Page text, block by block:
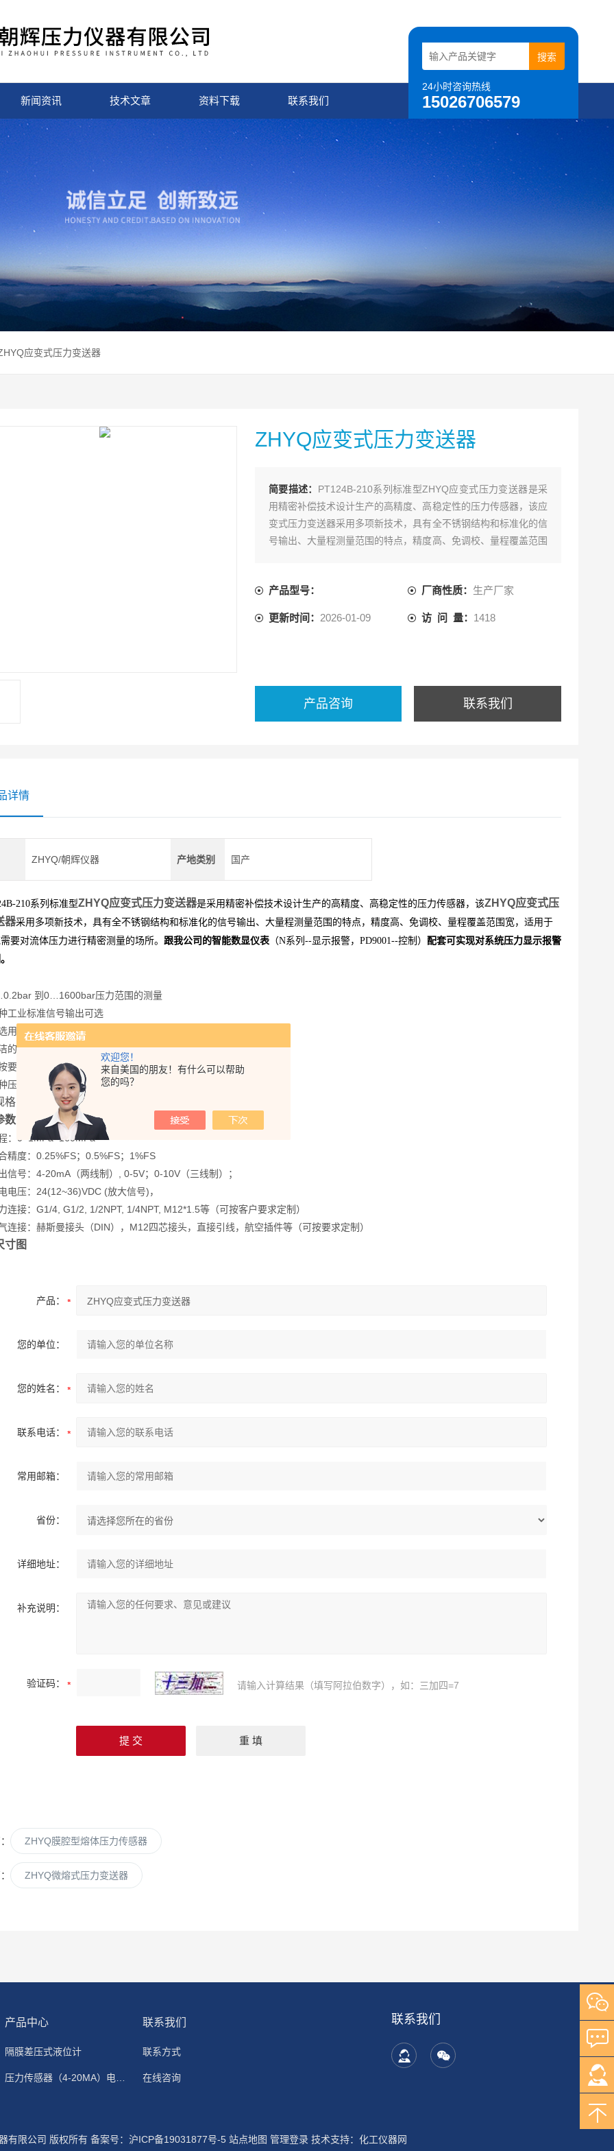
欢迎您！
来自美国的朋友！有什么可以帮助
您的吗？
24小时咨询热线
15026706579
新闻资讯 技术文章 资料下载 联系我们
应变式压力变送器
ZHYQ应变式压力变送器
简要描述： PT124B-210系列标准型ZHYQ应变式压力变送器是采
用精密补偿技术设计生产的高精度、高稳定性的压力传感器，该应
变式压力变送器采用多项新技术，具有全不锈钢结构和标准化的信
号输出、大量程测量范围的特点，精度高、免调校、量程覆盖范围
产品型号： 厂商性质： 生产厂家
更新时间： 2026-01-09 访 问 量： 1418
产品咨询 联系我们
详情
ZHYQ/朝辉仪器 产地类别 国产
210系列标准型ZHYQ应变式压力变送器是采用精密补偿技术设计生产的高精度、高稳定性的压力传感器，该ZHYQ应变式压
器采用多项新技术，具有全不锈钢结构和标准化的信号输出、大量程测量范围的特点，精度高、免调校、量程覆盖范围宽，适用于
要对流体压力进行精密测量的场所。 跟我公司的智能数显仪表 （N系列--显示报警，PD9001--控制） 配套可实现对系统压力显示报警
到0…1600bar压力范围的测量
业标准信号输出可选
多种电气连接方式
外形设计，性价比高
求增加调零调满度功能
力接口可选择
：
：
0~1MPa~160MPa
度：0.25%FS；0.5%FS；1%FS
：4-20mA（两线制）, 0-5V；0-10V（三线制）；
压：24(12~36)VDC (放大信号)，
：G1/4, G1/2, 1/2NPT, 1/4NPT, M12*1.5等（可按客户要求定制）
：赫斯曼接头（DIN），M12四芯接头，直接引线，航空插件等（可按要求定制）
寸图
产品：
您的单位：
您的姓名：
联系电话：
常用邮箱：
省份：
详细地址：
补充说明：
验证码： 请输入计算结果（填写阿拉伯数字），如：三加四=7
ZHYQ膜腔型熔体压力传感器
ZHYQ微熔式压力变送器
产品中心
隔膜差压式液位计
压力传感器（4-20MA）电流输出
联系我们
联系方式
在线咨询
联系我们
有限公司 版权所有 备案号：沪ICP备19031877号-5 站点地图 管理登录 技术支持： 化工仪器网